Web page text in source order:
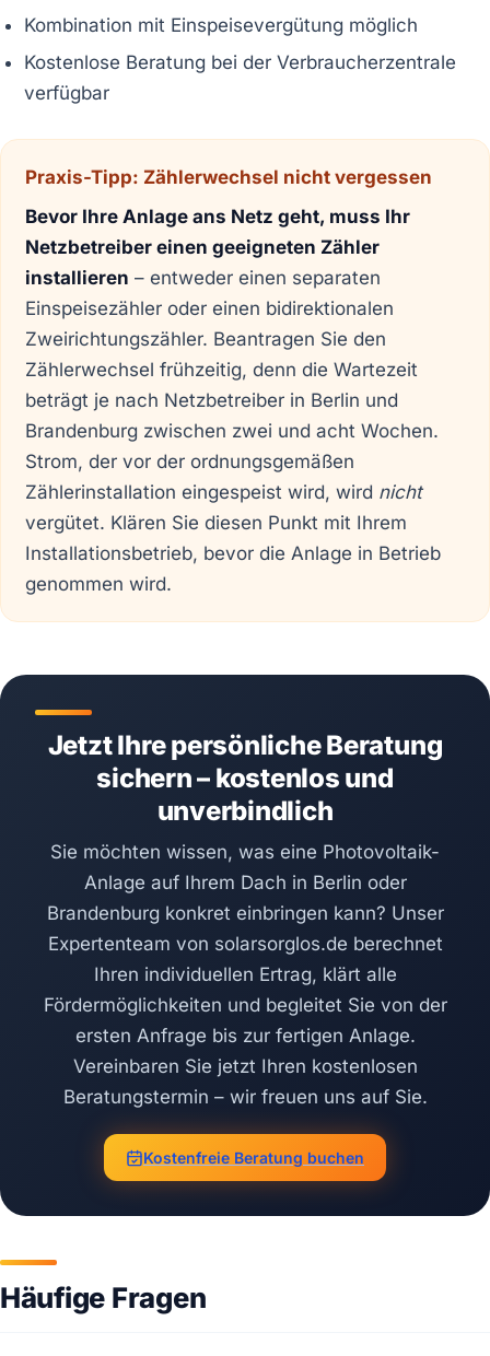
Kombination mit Einspeisevergütung möglich
Kostenlose Beratung bei der Verbraucherzentrale
verfügbar
Praxis-Tipp: Zählerwechsel nicht vergessen
Bevor Ihre Anlage ans Netz geht, muss Ihr
Netzbetreiber einen geeigneten Zähler
installieren – entweder einen separaten
Einspeisezähler oder einen bidirektionalen
Zweirichtungszähler. Beantragen Sie den
Zählerwechsel frühzeitig, denn die Wartezeit
beträgt je nach Netzbetreiber in Berlin und
Brandenburg zwischen zwei und acht Wochen.
Strom, der vor der ordnungsgemäßen
Zählerinstallation eingespeist wird, wird nicht
vergütet. Klären Sie diesen Punkt mit Ihrem
Installationsbetrieb, bevor die Anlage in Betrieb
genommen wird.
Jetzt Ihre persönliche Beratung
sichern – kostenlos und
unverbindlich
Sie möchten wissen, was eine Photovoltaik-
Anlage auf Ihrem Dach in Berlin oder
Brandenburg konkret einbringen kann? Unser
Expertenteam von solarsorglos.de berechnet
Ihren individuellen Ertrag, klärt alle
Fördermöglichkeiten und begleitet Sie von der
ersten Anfrage bis zur fertigen Anlage.
Vereinbaren Sie jetzt Ihren kostenlosen
Beratungstermin – wir freuen uns auf Sie.
Kostenfreie Beratung buchen
Häufige Fragen